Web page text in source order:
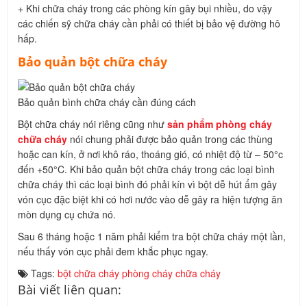
+ Khi chữa cháy trong các phòng kín gây bụi nhiều, do vậy
các chiến sỹ chữa cháy cần phải có thiết bị bảo vệ đường hô
hấp.
Bảo quản bột chữa cháy
Bảo quản bình chữa cháy cần đúng cách
Bột chữa cháy nói riêng cũng như sản phẩm phòng cháy
chữa cháy nói chung phải được bảo quản trong các thùng
hoặc can kín, ở nơi khô ráo, thoáng gió, có nhiệt độ từ – 50°c
đến +50°C. Khi bảo quản bột chữa cháy trong các loại bình
chữa cháy thì các loại bình đó phải kín vì bột dễ hút ẩm gây
vón cục đặc biệt khi có hơi nước vào dễ gây ra hiện tượng ăn
mòn dụng cụ chứa nó.
Sau 6 tháng hoặc 1 năm phải kiểm tra bột chữa cháy một lần,
nếu thấy vón cục phải đem khắc phục ngay.
Tags: bột chữa cháy phòng cháy chữa cháy
Bài viết liên quan: